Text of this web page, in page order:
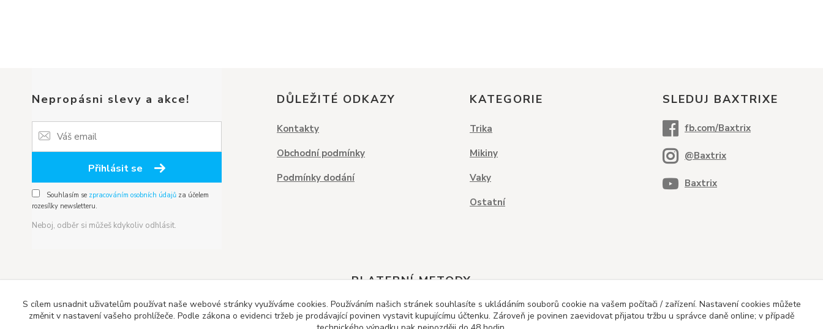
Nepropásni slevy a akce!
Přihlásit se
Souhlasím se zpracováním osobních údajů za účelem
rozesílky newsletteru.
Neboj, odběr si můžeš kdykoliv odhlásit.
DŮLEŽITÉ ODKAZY
Kontakty
Obchodní podmínky
Podmínky dodání
KATEGORIE
Trika
Mikiny
Vaky
Ostatní
SLEDUJ BAXTRIXE
PLATEBNÍ METODY
S cílem usnadnit uživatelům používat naše webové stránky využíváme cookies. Používáním našich stránek souhlasíte s ukládáním souborů cookie na vašem počítači / zařízení. Nastavení cookies můžete
změnit v nastavení vašeho prohlížeče. Podle zákona o evidenci tržeb je prodávající povinen vystavit kupujícímu účtenku. Zároveň je povinen zaevidovat přijatou tržbu u správce daně online; v případě